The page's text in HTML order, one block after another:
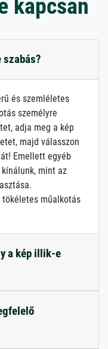
kapcsán
szabás?
és szemléletes
személyre
adja meg a kép
majd válasszon
Emellett egyéb
mint az
műalkotás
a kép illik-e